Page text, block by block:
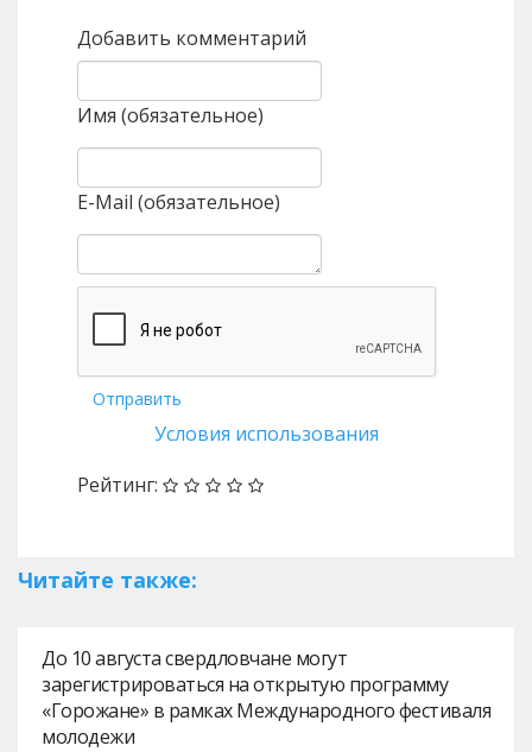
Добавить комментарий
Имя (обязательное)
E-Mail (обязательное)
Отправить
Условия использования
Рейтинг:
Читайте также:
До 10 августа свердловчане могут
зарегистрироваться на открытую программу
«Горожане» в рамках Международного фестиваля
молодежи